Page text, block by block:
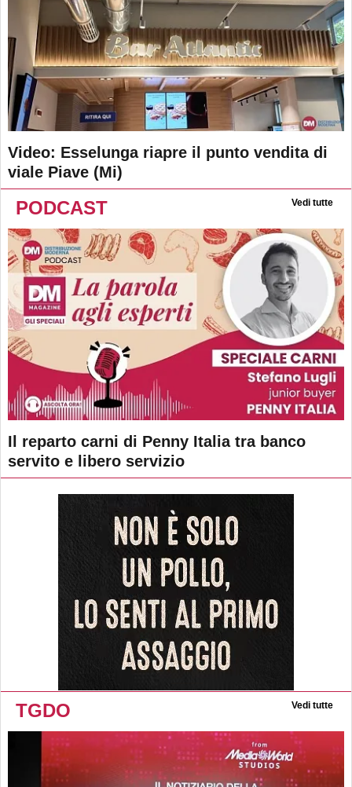
Video: Esselunga riapre il punto vendita di
viale Piave (Mi)
PODCAST Vedi tutte
Il reparto carni di Penny Italia tra banco
servito e libero servizio
TGDO Vedi tutte